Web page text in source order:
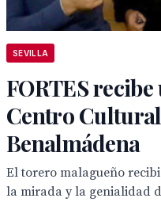
SEVILLA
FORTES
Centro
Benalmádena
El torero malagueño
la mirada y la genialidad